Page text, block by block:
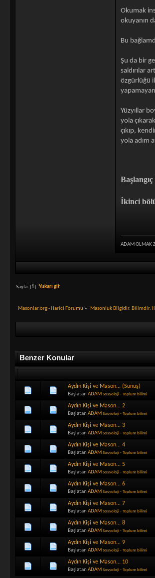
Okumak
okuyanın
Bu
Şu da bir
saldırılar
özgürlüğü
Yüzyıllar
yola
çıkıp,
yola adım
İkinci
ADAM OLMAK
Sayfa: [ 1
Yukarı git
Masonlar.org - Harici Forumu » Masonluk Bilgidir. Bilimdir.
Benzer Konular
Aydın Kişi ve Mason... (Sunuş)
BaşlatanADAM Sosyoloji - Toplum bilimi
Aydın Kişi ve Mason... 2
BaşlatanADAM Sosyoloji - Toplum bilimi
Aydın Kişi ve Mason... 3
BaşlatanADAM Sosyoloji - Toplum bilimi
Aydın Kişi ve Mason... 4
BaşlatanADAM Sosyoloji - Toplum bilimi
Aydın Kişi ve Mason... 5
BaşlatanADAM Sosyoloji - Toplum bilimi
Aydın Kişi ve Mason... 6
BaşlatanADAM Sosyoloji - Toplum bilimi
Aydın Kişi ve Mason... 7
BaşlatanADAM Sosyoloji - Toplum bilimi
Aydın Kişi ve Mason... 8
BaşlatanADAM Sosyoloji - Toplum bilimi
Aydın Kişi ve Mason... 9
BaşlatanADAM Sosyoloji - Toplum bilimi
Aydın Kişi ve Mason... 10
BaşlatanADAM Sosyoloji - Toplum bilimi